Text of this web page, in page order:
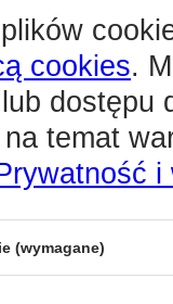
cookies.
dostępu
temat
i
(wymagane)